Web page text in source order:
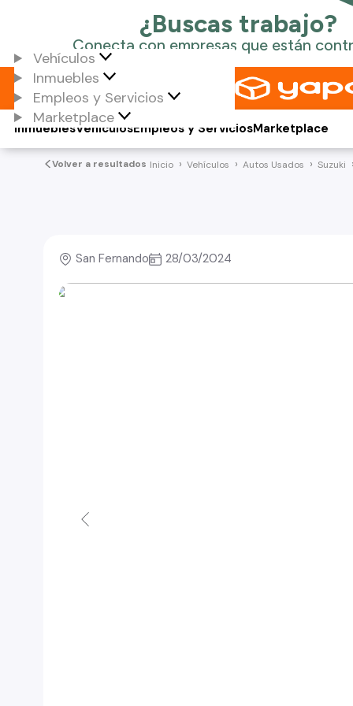
Vehículos
Inmuebles
Empleos y Servicios
Marketplace
Vehículos
Inmuebles Empleos y ServiciosMarketplace
Volver a resultados Inicio Vehículos Autos Usados Suzuki
San Fernando 28/03/2024